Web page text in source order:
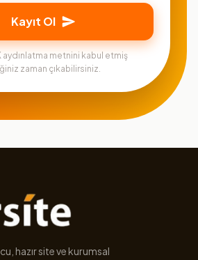
Kayıt Ol
aydınlatma metnini kabul etmiş
zaman çıkabilirsiniz.
hazır site ve kurumsal